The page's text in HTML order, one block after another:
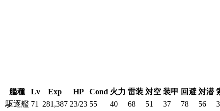
艦種 Lv Exp HP Cond 火力 雷装 対空 装甲 回避 対潜
駆逐艦 71 281,387 23/23 55 40 68 51 37 78 56